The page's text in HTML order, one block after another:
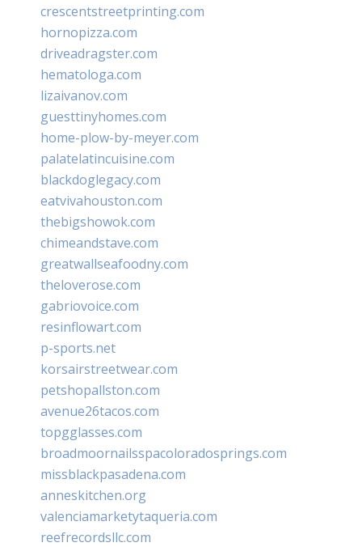
crescentstreetprinting.com
hornopizza.com
driveadragster.com
hematologa.com
lizaivanov.com
guesttinyhomes.com
home-plow-by-meyer.com
palatelatincuisine.com
blackdoglegacy.com
eatvivahouston.com
thebigshowok.com
chimeandstave.com
greatwallseafoodny.com
theloverose.com
gabriovoice.com
resinflowart.com
p-sports.net
korsairstreetwear.com
petshopallston.com
avenue26tacos.com
topgglasses.com
broadmoornailsspacoloradosprings.com
missblackpasadena.com
anneskitchen.org
valenciamarketytaqueria.com
reefrecordsllc.com